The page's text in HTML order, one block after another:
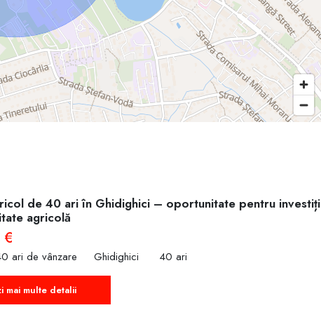
de 40 ari în Ghidighici – oportunitate pentru
agricolă
ari de vânzare Ghidighici 40 ari
mai multe detalii